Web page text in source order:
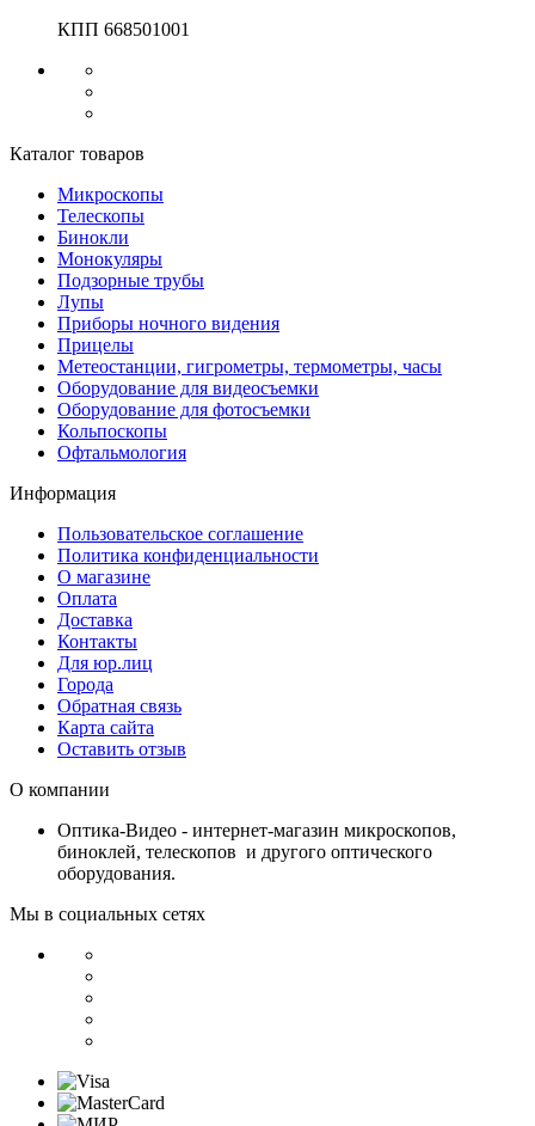
КПП 668501001
Каталог товаров
Микроскопы
Телескопы
Бинокли
Монокуляры
Подзорные трубы
Лупы
Приборы ночного видения
Прицелы
Метеостанции, гигрометры, термометры, часы
Оборудование для видеосъемки
Оборудование для фотосъемки
Кольпоскопы
Офтальмология
Информация
Пользовательское соглашение
Политика конфиденциальности
О магазине
Оплата
Доставка
Контакты
Для юр.лиц
Города
Обратная связь
Карта сайта
Оставить отзыв
О компании
Оптика-Видео - интернет-магазин микроскопов,
биноклей, телескопов и другого оптического
оборудования.
Мы в социальных сетях